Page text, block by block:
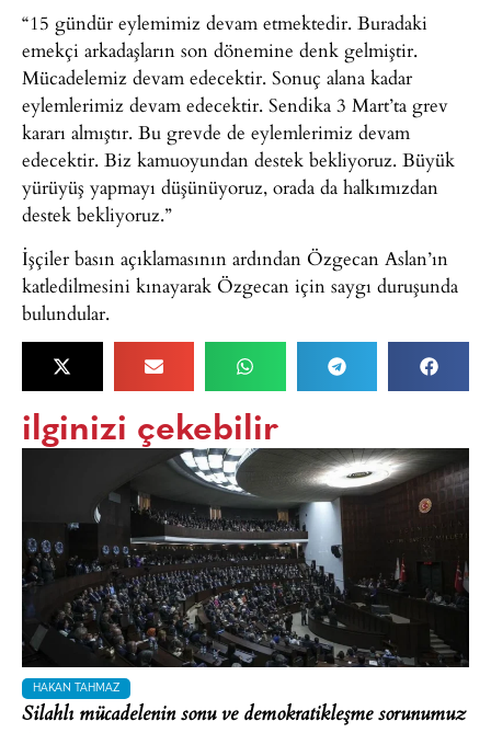
“15 gündür eylemimiz devam etmektedir. Buradaki
emekçi arkadaşların son dönemine denk gelmiştir.
Mücadelemiz devam edecektir. Sonuç alana kadar
eylemlerimiz devam edecektir. Sendika 3 Mart’ta grev
kararı almıştır. Bu grevde de eylemlerimiz devam
edecektir. Biz kamuoyundan destek bekliyoruz. Büyük
yürüyüş yapmayı düşünüyoruz, orada da halkımızdan
destek bekliyoruz.”
İşçiler basın açıklamasının ardından Özgecan Aslan’ın
katledilmesini kınayarak Özgecan için saygı duruşunda
bulundular.
ilginizi çekebilir
HAKAN TAHMAZ
Silahlı mücadelenin sonu ve demokratikleşme sorunumuz